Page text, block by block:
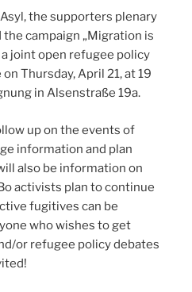
the supporters plenary
campaign „Migration is
joint open refugee policy
Thursday, April 21, at 19
in Alsenstraße 19a.
up on the events of
information and plan
also be information on
activists plan to continue
fugitives can be
who wishes to get
or refugee policy debates